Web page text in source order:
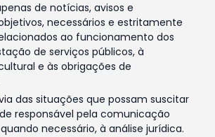
de notícias, avisos e
necessários e estritamente
ao funcionamento dos
de serviços públicos, à
e às obrigações de
das situações que possam suscitar
responsável pela comunicação
necessário, à análise jurídica.